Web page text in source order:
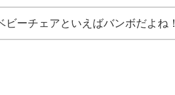
ビーチェアといえばバンボだよね！